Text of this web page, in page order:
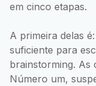
em cinco etapas.
A primeira delas
suficiente para
brainstorming. As
Número um,